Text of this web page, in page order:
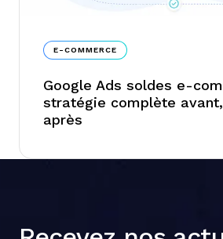
E-COMMERCE
Google Ads soldes e-
stratégie complète
après